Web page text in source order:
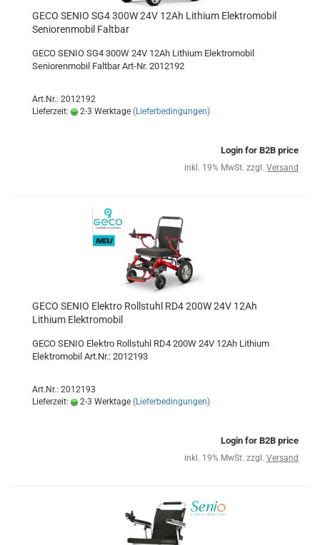
GECO SENIO SG4 300W 24V 12Ah Lithium Elektromobil
Seniorenmobil Faltbar
GECO SENIO SG4 300W 24V 12Ah Lithium Elektromobil
Seniorenmobil Faltbar Art-Nr. 2012192
Art.Nr.: 2012192
Lieferzeit:
2-3 Werktage (Lieferbedingungen)
Login for B2B price
inkl. 19% MwSt. zzgl. Versand
GECO SENIO Elektro Rollstuhl RD4 200W 24V 12Ah
Lithium Elektromobil
GECO SENIO Elektro Rollstuhl RD4 200W 24V 12Ah Lithium
Elektromobil Art.Nr.: 2012193
Art.Nr.: 2012193
Lieferzeit:
2-3 Werktage (Lieferbedingungen)
Login for B2B price
inkl. 19% MwSt. zzgl. Versand